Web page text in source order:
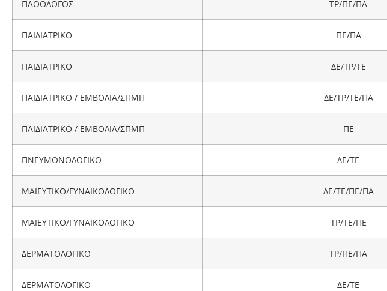
ΠΑΘΟΛΟΓΟΣ ΤΡ/ΠΕ/ΠΑ
ΠΑΙΔΙΑΤΡΙΚΟ ΠΕ/ΠΑ
ΠΑΙΔΙΑΤΡΙΚΟ ΔΕ/ΤΡ/ΤΕ
ΠΑΙΔΙΑΤΡΙΚΟ / ΕΜΒΟΛΙΑ/ΣΠΜΠ ΔΕ/ΤΡ/ΤΕ/ΠΑ
ΠΑΙΔΙΑΤΡΙΚΟ / ΕΜΒΟΛΙΑ/ΣΠΜΠ ΠΕ
ΠΝΕΥΜΟΝΟΛΟΓΙΚΟ ΔΕ/ΤΕ
ΜΑΙΕΥΤΙΚΟ/ΓΥΝΑΙΚΟΛΟΓΙΚΟ ΔΕ/ΤΕ/ΠΕ/ΠΑ
ΜΑΙΕΥΤΙΚΟ/ΓΥΝΑΙΚΟΛΟΓΙΚΟ ΤΡ/ΤΕ/ΠΕ
ΔΕΡΜΑΤΟΛΟΓΙΚΟ ΤΡ/ΠΕ/ΠΑ
ΔΕΡΜΑΤΟΛΟΓΙΚΟ ΔΕ/ΤΕ